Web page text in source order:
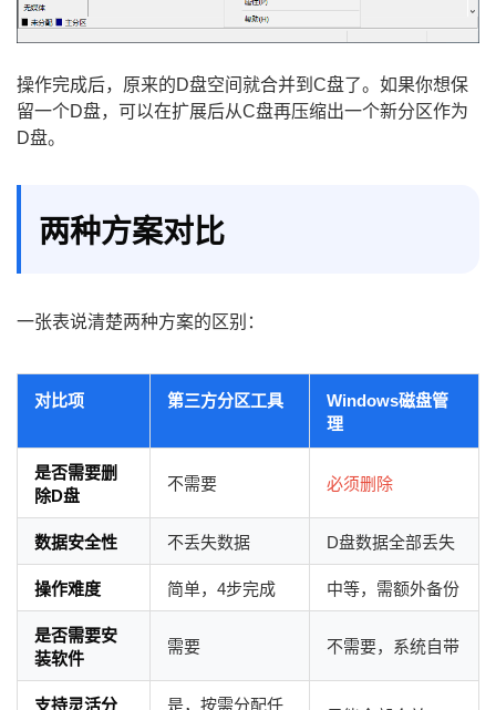
操作完成后，原来的D盘空间就合并到C盘了。如果你想保
留一个D盘，可以在扩展后从C盘再压缩出一个新分区作为
D盘。
两种方案对比
一张表说清楚两种方案的区别：
对比项 第三方分区工具
Windows磁盘管
理
是否需要删
除D盘
不需要 必须删除
数据安全性 不丢失数据 D盘数据全部丢失
操作难度 简单，4步完成 中等，需额外备份
是否需要安
装软件
需要 不需要，系统自带
支持灵活分 是，按需分配任